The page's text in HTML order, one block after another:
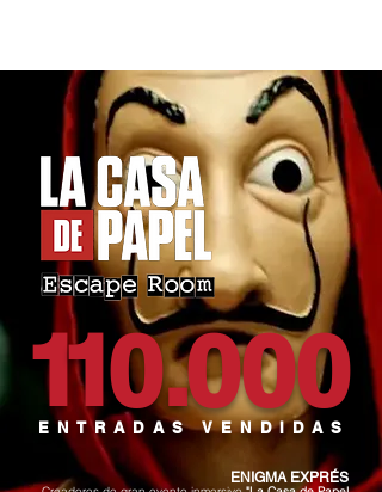
110.000
ENTRADAS VENDIDAS
ENIGMA EXPRÉS